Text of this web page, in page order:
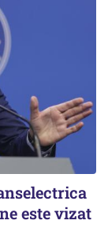
este vizat